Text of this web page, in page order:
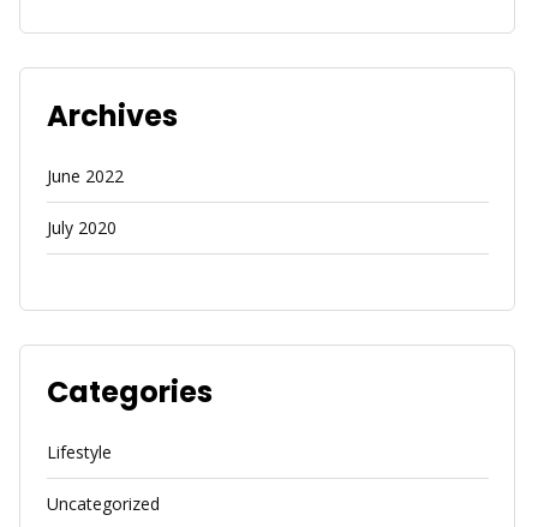
Archives
June 2022
July 2020
Categories
Lifestyle
Uncategorized